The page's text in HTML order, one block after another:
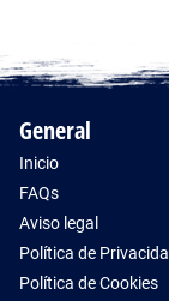
General
Inicio
FAQs
Aviso legal
Política de
Política de Cookies